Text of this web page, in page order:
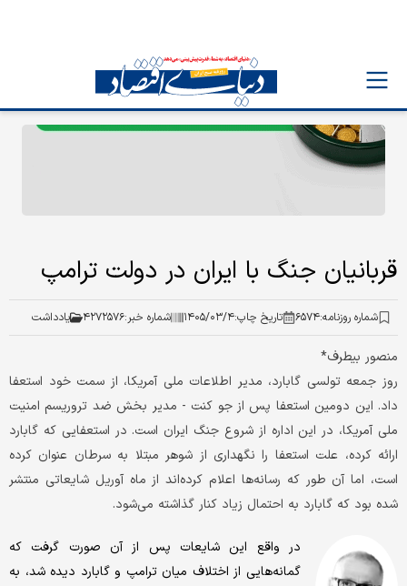
قربانیان جنگ با ایران در دولت ترامپ
شماره روزنامه:۶۵۷۴ تاریخ چاپ:۱۴۰۵/۰۳/۴ شماره خبر:۴۲۷۲۵۷۶ یادداشت
منصور بیطرف*
روز جمعه تولسی گابارد، مدیر اطلاعات ملی آمریکا، از سمت خود استعفا
داد. این دومین استعفا پس از جو کنت - مدیر بخش ضد تروریسم امنیت
ملی آمریکا، در این اداره از شروع جنگ ایران است. در استعفایی که گابارد
ارائه کرده، علت استعفا را نگهداری از شوهر مبتلا به سرطان عنوان کرده
است، اما آن طور که رسانه‌ها اعلام کرده‌اند از ماه آوریل شایعاتی منتشر
شده بود که گابارد به احتمال زیاد کنار گذاشته می‌شود.
در واقع این شایعات پس از آن صورت گرفت که
گمانه‌هایی از اختلاف میان ترامپ و گابارد دیده شد، به